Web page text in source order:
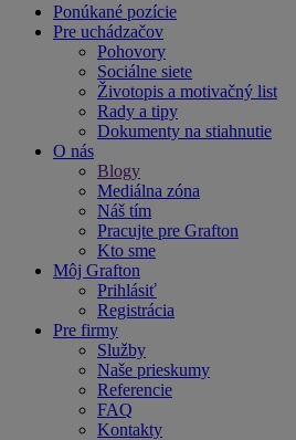
Ponúkané pozície
Pre uchádzačov
Pohovory
Sociálne siete
Životopis a motivačný list
Rady a tipy
Dokumenty na stiahnutie
O nás
Blogy
Mediálna zóna
Náš tím
Pracujte pre Grafton
Kto sme
Môj Grafton
Prihlásiť
Registrácia
Pre firmy
Služby
Naše prieskumy
Referencie
FAQ
Kontakty